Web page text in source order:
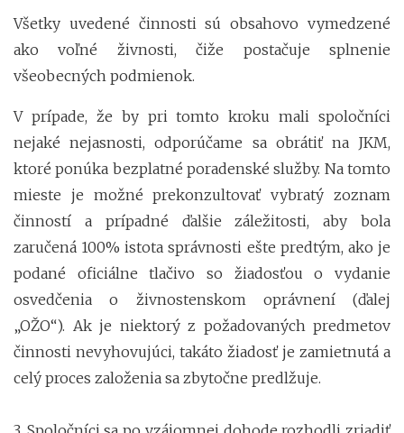
Všetky uvedené činnosti sú obsahovo vymedzené
ako voľné živnosti, čiže postačuje splnenie
všeobecných podmienok.
V prípade, že by pri tomto kroku mali spoločníci
nejaké nejasnosti, odporúčame sa obrátiť na JKM,
ktoré ponúka bezplatné poradenské služby. Na tomto
mieste je možné prekonzultovať vybratý zoznam
činností a prípadné ďalšie záležitosti, aby bola
zaručená 100% istota správnosti ešte predtým, ako je
podané oficiálne tlačivo so žiadosťou o vydanie
osvedčenia o živnostenskom oprávnení (ďalej
„OŽO“). Ak je niektorý z požadovaných predmetov
činnosti nevyhovujúci, takáto žiadosť je zamietnutá a
celý proces založenia sa zbytočne predlžuje.